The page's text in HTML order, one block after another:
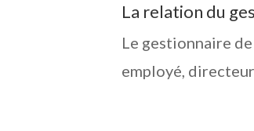
La relation du
Le gestionnaire
employé,